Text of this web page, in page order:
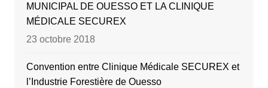
MUNICIPAL DE OUESSO ET LA CLINIQUE
MÉDICALE SECUREX
23 octobre 2018
Convention entre Clinique Médicale SECUREX et
l’Industrie Forestière de Ouesso